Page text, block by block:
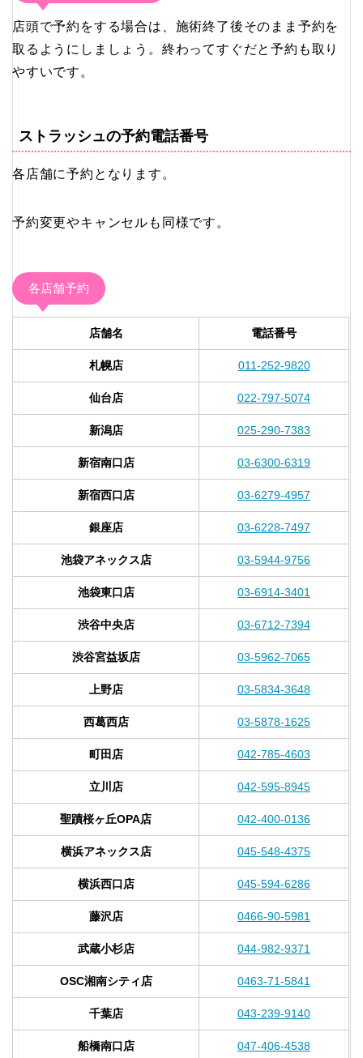
店頭で予約をする場合は、施術終了後そのまま予約を
取るようにしましょう。終わってすぐだと予約も取り
やすいです。
ストラッシュの予約電話番号
各店舗に予約となります。
予約変更やキャンセルも同様です。
各店舗予約
店舗名 電話番号
札幌店 011-252-9820
仙台店 022-797-5074
新潟店 025-290-7383
新宿南口店 03-6300-6319
新宿西口店 03-6279-4957
銀座店 03-6228-7497
池袋アネックス店 03-5944-9756
池袋東口店 03-6914-3401
渋谷中央店 03-6712-7394
渋谷宮益坂店 03-5962-7065
上野店 03-5834-3648
西葛西店 03-5878-1625
町田店 042-785-4603
立川店 042-595-8945
聖蹟桜ヶ丘OPA店 042-400-0136
横浜アネックス店 045-548-4375
横浜西口店 045-594-6286
藤沢店 0466-90-5981
武蔵小杉店 044-982-9371
OSC湘南シティ店 0463-71-5841
千葉店 043-239-9140
船橋南口店 047-406-4538